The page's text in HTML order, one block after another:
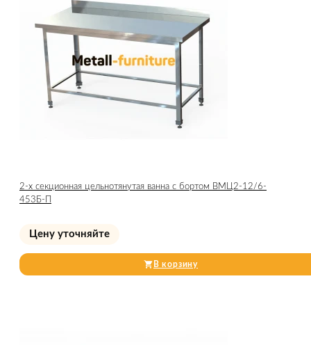
2-х секционная цельнотянутая ванна с бортом ВМЦ2-12/6-
453Б-П
Цену уточняйте
В корзину